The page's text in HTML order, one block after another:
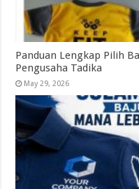
Panduan Lengkap Pilih
Pengusaha Tadika
May 29, 2026